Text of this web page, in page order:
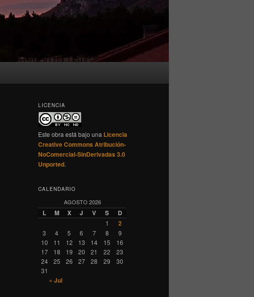
LICENCIA
Este obra está bajo una Licencia
Creative Commons Atribución-
NoComercial-SinDerivadas 3.0
Unported.
CALENDARIO
AGOSTO 2026
L M X J V S D
1 2
3 4 5 6 7 8
9
10
11 12 13 14 15
16
17
18 19 20 21 22
23
24
25 26 27 28 29
30
31
« Jul